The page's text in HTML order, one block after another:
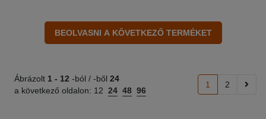
Ábrázolt 1 - 12 -ból / -ből 24
a következő oldalon: 12 24 48 96
1 2